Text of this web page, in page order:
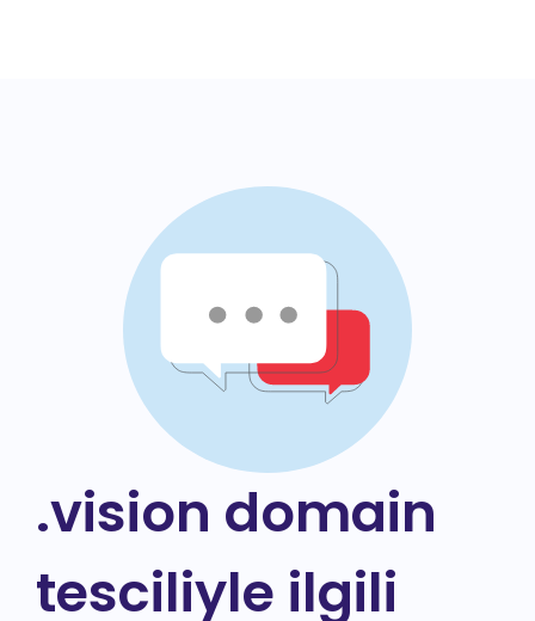
.vision domain
tesciliyle ilgili